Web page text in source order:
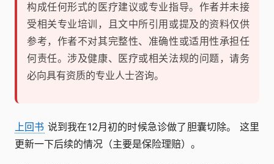
构成任何形式的医疗建议或专业指导。作者并未接
受相关专业培训，且文中所引用或提及的资料仅供
参考，作者不对其完整性、准确性或适用性承担任
何责任。涉及健康、医疗或相关法规的问题，请务
必向具有资质的专业人士咨询。
上回书 说到我在12月初的时候急诊做了胆囊切除。 这里
更新一下后续的情况（主要是保险理赔）。